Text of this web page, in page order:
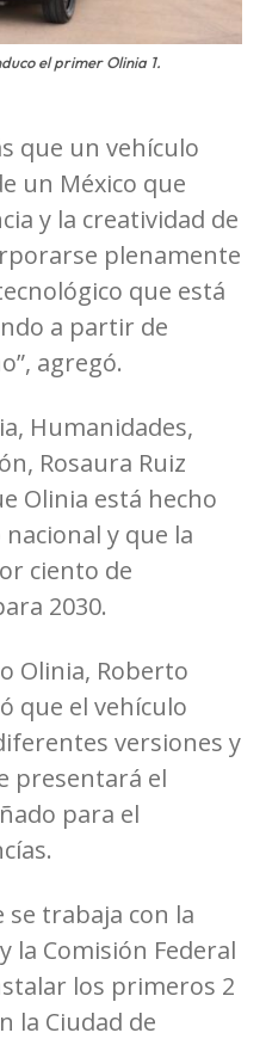
el primer Olinia 1.
que un vehículo
un México que
y la creatividad de
plenamente
que está
a partir de
agregó.
Humanidades,
Rosaura Ruiz
Olinia está hecho
y que la
ciento de
2030.
Olinia, Roberto
que el vehículo
versiones y
presentará el
para el
trabaja con la
la Comisión Federal
los primeros 2
la Ciudad de